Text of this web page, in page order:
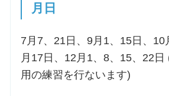
月日
7月7、21日、9月1、15日、10
月17日、12月1、8、15、22日
用の練習を行ないます)